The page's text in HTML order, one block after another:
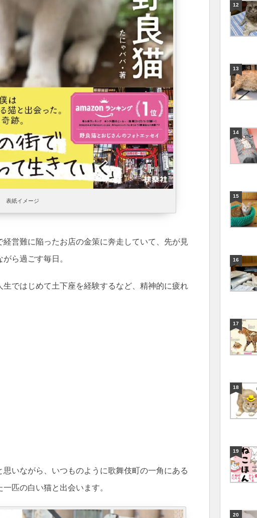
表紙イメージ
営難に陥ったお店の金策に奔走していて、先が見
ら過ごす毎日。
ではじめて土下座を経験するなど、精神的に疲れ
いながら、いつものように歌舞伎町の一角にある
匹の白い猫と出会います。
12
13
14
15
16
17
18
19
20